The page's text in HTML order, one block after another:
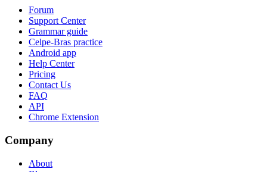
Forum
Support Center
Grammar guide
Celpe-Bras practice
Android app
Help Center
Pricing
Contact Us
FAQ
API
Chrome Extension
Company
About